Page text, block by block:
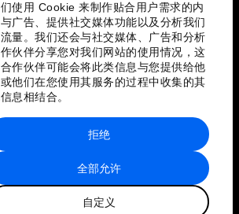
使用 Cookie 来制作贴合用户需求的内
广告、提供社交媒体功能以及分析我们
量。我们还会与社交媒体、广告和分析
伙伴分享您对我们网站的使用情况，这
作伙伴可能会将此类信息与您提供给他
他们在您使用其服务的过程中收集的其
息相结合。
全部允许
自定义
拒绝
站点地图
世界经济论坛